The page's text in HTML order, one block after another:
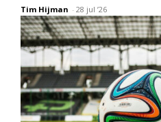
Tim Hijman - 28 jul ’26